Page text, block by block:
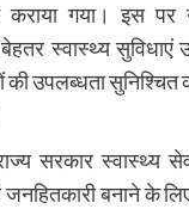
गया। इस पर
स्वास्थ्य
उपलब्धता सुनिश्चित
सरकार
बनाने के